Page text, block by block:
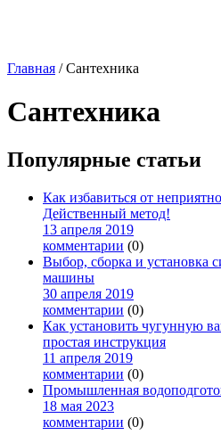
Главная /Сантехника
Сантехника
Популярные статьи
Как избавиться от
Действенный метод!
13 апреля 2019
комментарии (0)
Выбор, сборка и установка
машины
30 апреля 2019
комментарии (0)
Как установить чугунную
простая инструкция
11 апреля 2019
комментарии (0)
Промышленная
18 мая 2023
комментарии (0)